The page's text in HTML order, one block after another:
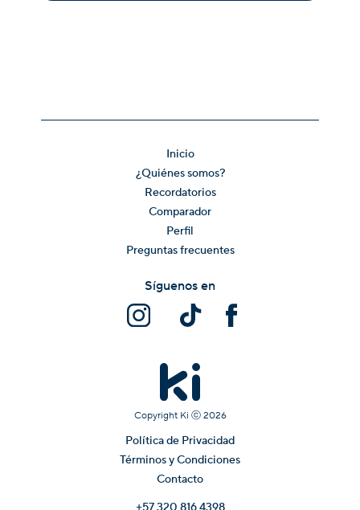
Inicio
¿Quiénes somos?
Recordatorios
Comparador
Perfil
Preguntas frecuentes
Copyright Ki ⓒ 2026
Política de Privacidad
Términos y Condiciones
Contacto
Síguenos en